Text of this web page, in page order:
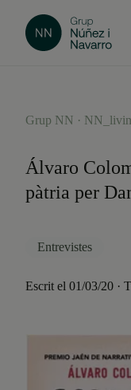
Grup NN ·
Álvaro
pàtria per
Entrevistes
Escrit el 01/03/20 ·